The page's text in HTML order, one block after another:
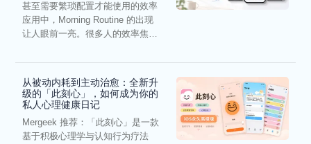
甚至需要繁琐配置才能使用的效率
应用中，Morning Routine 的出现
让人眼前一亮。很多人的效率焦
从被动内耗到主动治愈：全新升
级的「此刻心」，如何成为你的
私人心理健康日记
Mergeek 推荐：「此刻心」是一款
基于积极心理学与认知行为疗法